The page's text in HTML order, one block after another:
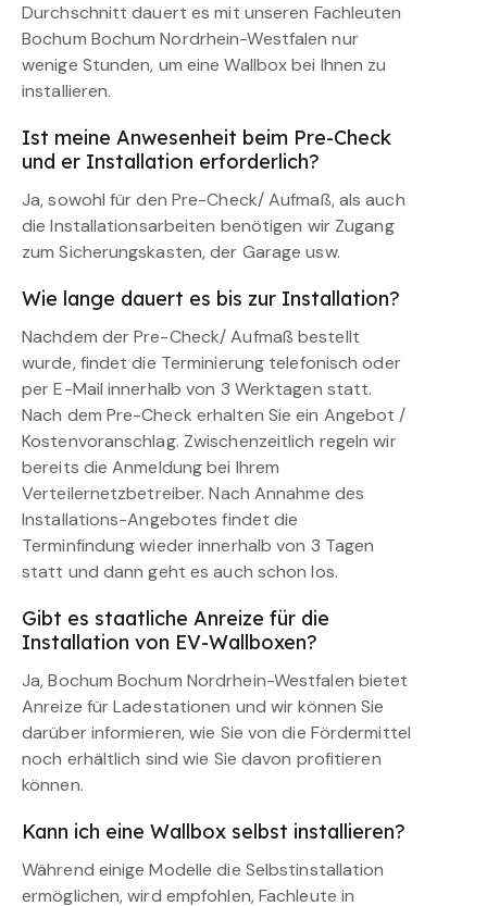
Durchschnitt dauert es mit unseren Fachleuten
Bochum Bochum Nordrhein-Westfalen nur
wenige Stunden, um eine Wallbox bei Ihnen zu
installieren.
Ist meine Anwesenheit beim Pre-Check
und er Installation erforderlich?
Ja, sowohl für den Pre-Check/ Aufmaß, als auch
die Installationsarbeiten benötigen wir Zugang
zum Sicherungskasten, der Garage usw.
Wie lange dauert es bis zur Installation?
Nachdem der Pre-Check/ Aufmaß bestellt
wurde, findet die Terminierung telefonisch oder
per E-Mail innerhalb von 3 Werktagen statt.
Nach dem Pre-Check erhalten Sie ein Angebot /
Kostenvoranschlag. Zwischenzeitlich regeln wir
bereits die Anmeldung bei Ihrem
Verteilernetzbetreiber. Nach Annahme des
Installations-Angebotes findet die
Terminfindung wieder innerhalb von 3 Tagen
statt und dann geht es auch schon los.
Gibt es staatliche Anreize für die
Installation von EV-Wallboxen?
Ja, Bochum Bochum Nordrhein-Westfalen bietet
Anreize für Ladestationen und wir können Sie
darüber informieren, wie Sie von die Fördermittel
noch erhältlich sind wie Sie davon profitieren
können.
Kann ich eine Wallbox selbst installieren?
Während einige Modelle die Selbstinstallation
ermöglichen, wird empfohlen, Fachleute in